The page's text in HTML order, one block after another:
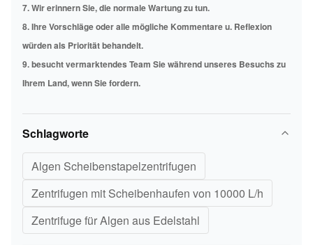
7. Wir erinnern Sie, die normale Wartung zu tun.
8. Ihre Vorschläge oder alle mögliche Kommentare u. Reflexion
würden als Priorität behandelt.
9. besucht vermarktendes Team Sie während unseres Besuchs zu
Ihrem Land, wenn Sie fordern.
Schlagworte
Algen Scheibenstapelzentrifugen
Zentrifugen mit Scheibenhaufen von 10000 L/h
Zentrifuge für Algen aus Edelstahl